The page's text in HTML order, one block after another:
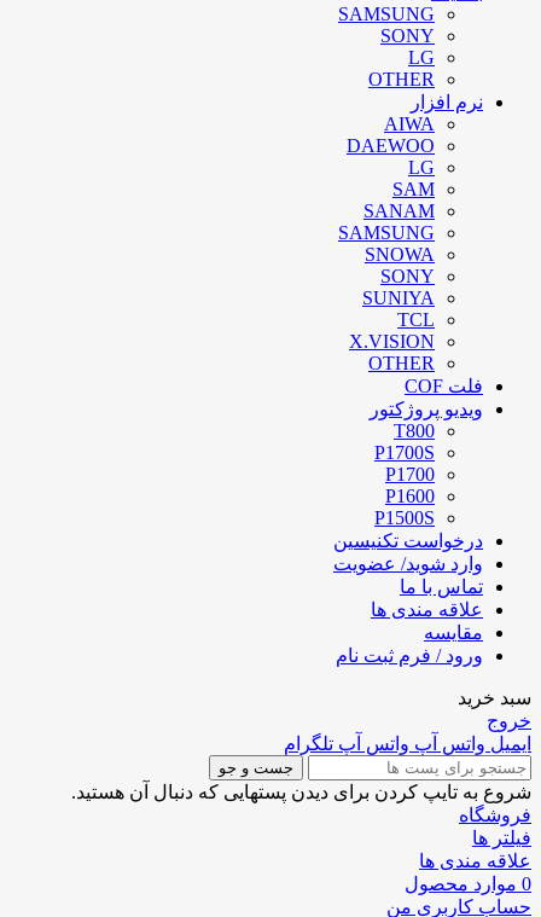
SAMSUNG
SONY
LG
OTHER
نرم افزار
AIWA
DAEWOO
LG
SAM
SANAM
SAMSUNG
SNOWA
SONY
SUNIYA
TCL
X.VISION
OTHER
فلت COF
ویدیو پروژکتور
T800
P1700S
P1700
P1600
P1500S
درخواست تکنیسین
وارد شوید/ عضویت
تماس با ما
علاقه مندی ها
مقایسه
ورود / فرم ثبت نام
سبد خرید
خروج
ایمیل واتس آپ واتس آپ تلگرام
جست و جو
شروع به تایپ کردن برای دیدن پستهایی که دنبال آن هستید.
فروشگاه
فیلتر ها
علاقه مندی ها
0 موارد محصول
حساب کاربری من